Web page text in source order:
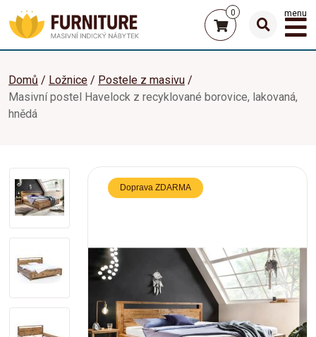
0 menu
Domů Ložnice
Postele z masivu
Masivní postel Havelock z recyklované borovice, lakovaná,
hnědá
Doprava ZDARMA